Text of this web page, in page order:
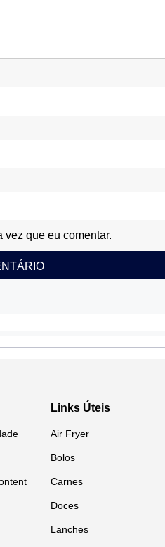
que eu comentar.
Links Úteis
Air Fryer
Bolos
Carnes
Doces
Lanches